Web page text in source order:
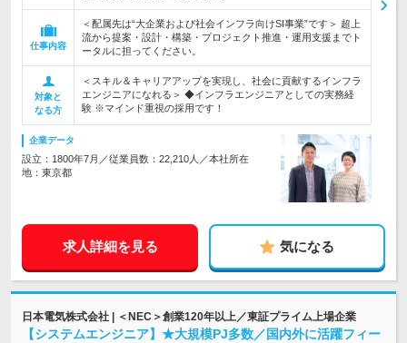
仕事内容
＜配属先は“大企業および社会インフラ向けSI事業”です＞ 超上
流から提案・設計・構築・プロジェクト推進・運用支援までト
ータルに担ってください。
対象と
なる方
＜スキル＆キャリアアップを実現し、社会に貢献するインフラ
エンジニアになれる＞ ◆インフラエンジニアとしての実務経
験 ※マインド重視の採用です！
企業データ
設立：1800年7月／従業員数：22,210人／本社所在
地：東京都
求人詳細を見る 気になる
日本電気株式会社 | ＜NEC＞創業120年以上／東証プライム上場企業
【システムエンジニア】★大規模PJ多数／国内外に活躍フィー